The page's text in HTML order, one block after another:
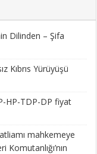
Dilinden – Şifa
Kıbrıs Yürüyüşü
HP-TDP-DP fiyat
mahkemeye
Komutanlığı’nın